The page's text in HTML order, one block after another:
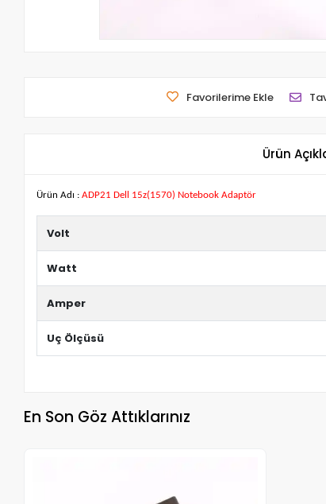
Favorilerime Ekle
Ürün
Ürün Adı : ADP21 Dell 15z(1570) Notebook Adaptör
Volt
Watt
Amper
Uç Ölçüsü
En Son Göz Attıklarınız